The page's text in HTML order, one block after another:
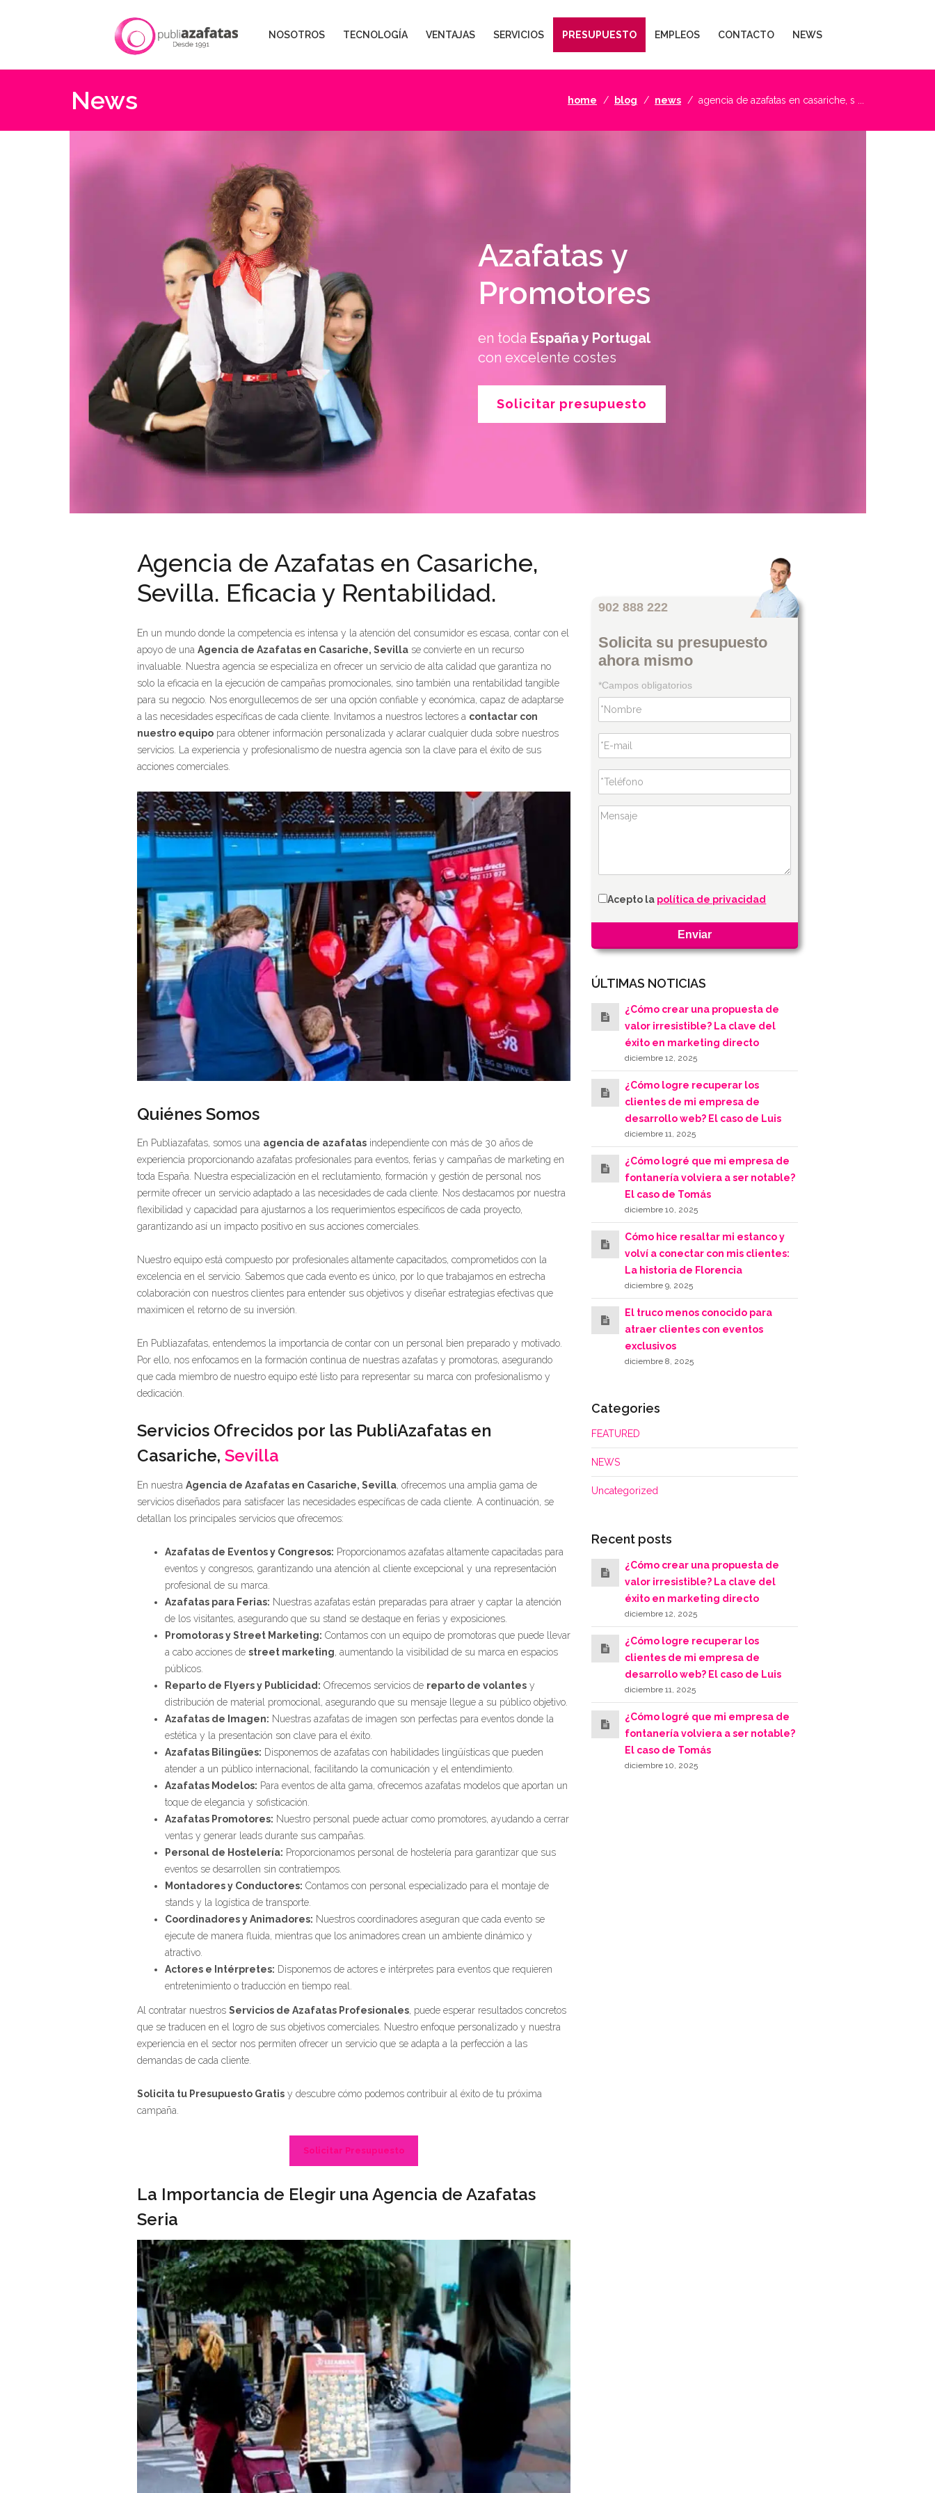
NOSOTROS TECNOLOGÍA VENTAJAS SERVICIOS PRESUPUESTO EMPLEOS CONTACTO NEWS
News home blog news agencia de azafatas en casariche, s ...
Azafatas y
Promotores
en toda España y Portugal
con excelente costes
Solicitar presupuesto
Agencia de Azafatas en Casariche,
Sevilla. Eficacia y Rentabilidad.
En un mundo donde la competencia es intensa y la atención del consumidor es escasa, contar con el
apoyo de una Agencia de Azafatas en Casariche, Sevilla se convierte en un recurso
invaluable. Nuestra agencia se especializa en ofrecer un servicio de alta calidad que garantiza no
solo la eficacia en la ejecución de campañas promocionales, sino también una rentabilidad tangible
para su negocio. Nos enorgullecemos de ser una opción confiable y económica, capaz de adaptarse
a las necesidades específicas de cada cliente. Invitamos a nuestros lectores a contactar con
nuestro equipo para obtener información personalizada y aclarar cualquier duda sobre nuestros
servicios. La experiencia y profesionalismo de nuestra agencia son la clave para el éxito de sus
acciones comerciales.
Quiénes Somos
En Publiazafatas, somos una agencia de azafatas independiente con más de 30 años de
experiencia proporcionando azafatas profesionales para eventos, ferias y campañas de marketing en
toda España. Nuestra especialización en el reclutamiento, formación y gestión de personal nos
permite ofrecer un servicio adaptado a las necesidades de cada cliente. Nos destacamos por nuestra
flexibilidad y capacidad para ajustarnos a los requerimientos específicos de cada proyecto,
garantizando así un impacto positivo en sus acciones comerciales.
Nuestro equipo está compuesto por profesionales altamente capacitados, comprometidos con la
excelencia en el servicio. Sabemos que cada evento es único, por lo que trabajamos en estrecha
colaboración con nuestros clientes para entender sus objetivos y diseñar estrategias efectivas que
maximicen el retorno de su inversión.
En Publiazafatas, entendemos la importancia de contar con un personal bien preparado y motivado.
Por ello, nos enfocamos en la formación continua de nuestras azafatas y promotoras, asegurando
que cada miembro de nuestro equipo esté listo para representar su marca con profesionalismo y
dedicación.
Servicios Ofrecidos por las PubliAzafatas en
Casariche, Sevilla
En nuestra Agencia de Azafatas en Casariche, Sevilla , ofrecemos una amplia gama de
servicios diseñados para satisfacer las necesidades específicas de cada cliente. A continuación, se
detallan los principales servicios que ofrecemos:
Azafatas de Eventos y Congresos: Proporcionamos azafatas altamente capacitadas para
eventos y congresos, garantizando una atención al cliente excepcional y una representación
profesional de su marca.
Azafatas para Ferias: Nuestras azafatas están preparadas para atraer y captar la atención
de los visitantes, asegurando que su stand se destaque en ferias y exposiciones.
Promotoras y Street Marketing: Contamos con un equipo de promotoras que puede llevar
a cabo acciones de street marketing , aumentando la visibilidad de su marca en espacios
públicos.
Reparto de Flyers y Publicidad: Ofrecemos servicios de reparto de volantes y
distribución de material promocional, asegurando que su mensaje llegue a su público objetivo.
Azafatas de Imagen: Nuestras azafatas de imagen son perfectas para eventos donde la
estética y la presentación son clave para el éxito.
Azafatas Bilingües: Disponemos de azafatas con habilidades lingüísticas que pueden
atender a un público internacional, facilitando la comunicación y el entendimiento.
Azafatas Modelos: Para eventos de alta gama, ofrecemos azafatas modelos que aportan un
toque de elegancia y sofisticación.
Azafatas Promotores: Nuestro personal puede actuar como promotores, ayudando a cerrar
ventas y generar leads durante sus campañas.
Personal de Hostelería: Proporcionamos personal de hostelería para garantizar que sus
eventos se desarrollen sin contratiempos.
Montadores y Conductores: Contamos con personal especializado para el montaje de
stands y la logística de transporte.
Coordinadores y Animadores: Nuestros coordinadores aseguran que cada evento se
ejecute de manera fluida, mientras que los animadores crean un ambiente dinámico y
atractivo.
Actores e Intérpretes: Disponemos de actores e intérpretes para eventos que requieren
entretenimiento o traducción en tiempo real.
Al contratar nuestros Servicios de Azafatas Profesionales, puede esperar resultados concretos
que se traducen en el logro de sus objetivos comerciales. Nuestro enfoque personalizado y nuestra
experiencia en el sector nos permiten ofrecer un servicio que se adapta a la perfección a las
demandas de cada cliente.
Solicita tu Presupuesto Gratis y descubre cómo podemos contribuir al éxito de tu próxima
campaña.
Solicitar Presupuesto
La Importancia de Elegir una Agencia de Azafatas
Seria
902 888 222
Solicita su presupuesto
ahora mismo
*Campos obligatorios
Acepto la política de privacidad
ÚLTIMAS NOTICIAS
¿Cómo crear una propuesta de
valor irresistible? La clave del
éxito en marketing directo
diciembre 12, 2025
¿Cómo logre recuperar los
clientes de mi empresa de
desarrollo web? El caso de Luis
diciembre 11, 2025
¿Cómo logré que mi empresa de
fontanería volviera a ser notable?
El caso de Tomás
diciembre 10, 2025
Cómo hice resaltar mi estanco y
volví a conectar con mis clientes:
La historia de Florencia
diciembre 9, 2025
El truco menos conocido para
atraer clientes con eventos
exclusivos
diciembre 8, 2025
Categories
FEATURED
NEWS
Uncategorized
Recent posts
¿Cómo crear una propuesta de
valor irresistible? La clave del
éxito en marketing directo
diciembre 12, 2025
¿Cómo logre recuperar los
clientes de mi empresa de
desarrollo web? El caso de Luis
diciembre 11, 2025
¿Cómo logré que mi empresa de
fontanería volviera a ser notable?
El caso de Tomás
diciembre 10, 2025